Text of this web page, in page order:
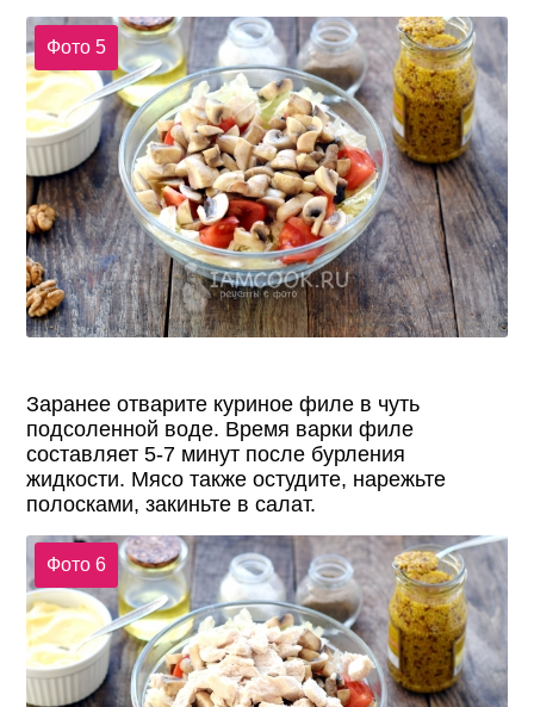
Фото 5
Заранее отварите куриное филе в чуть
подсоленной воде. Время варки филе
составляет 5-7 минут после бурления
жидкости. Мясо также остудите, нарежьте
полосками, закиньте в салат.
Фото 6